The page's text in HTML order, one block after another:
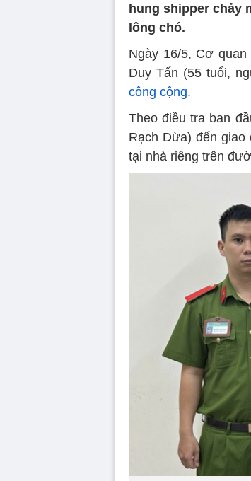
hung shipper chảy
lông chó.
Ngày 16/5, Cơ
Duy Tấn (55 tuổi,
công cộng.
Theo điều tra ban
Rạch Dừa) đến giao
tại nhà riêng trên